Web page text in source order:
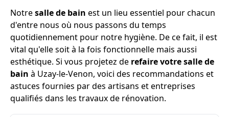
Notresalle de bain est un lieu essentiel pour chacun
d'entre nous où nous passons du temps
quotidiennement pour notre hygiène. De ce fait, il est
vital qu'elle soit à la fois fonctionnelle mais aussi
esthétique. Si vous projetez de refaire votre salle de
bain à Uzay-le-Venon, voici des recommandations et
astuces fournies par des artisans et entreprises
qualifiés dans les travaux de rénovation.